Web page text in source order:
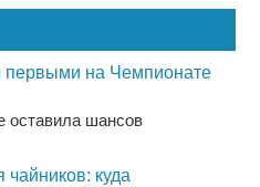
первыми на Чемпионате
оставила шансов
чайников: куда